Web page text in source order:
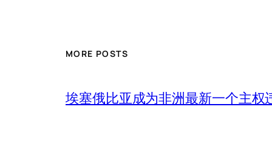
MORE POSTS
埃塞俄比亚成为非洲最新一个主权